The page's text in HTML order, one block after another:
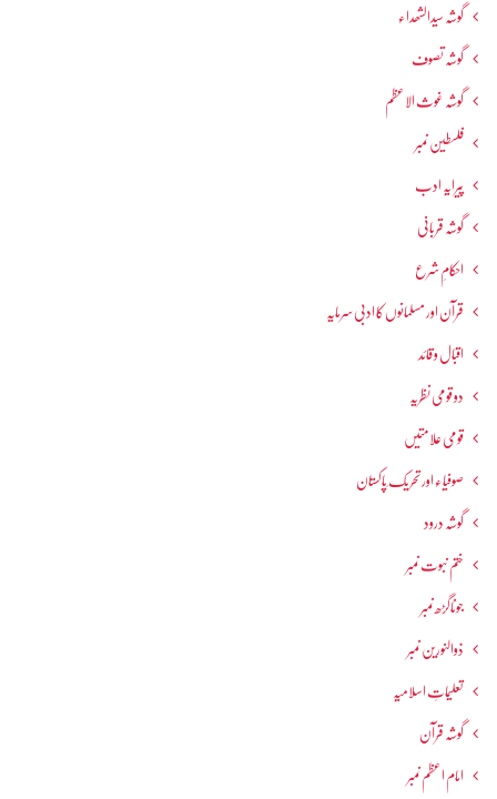
گوشہ سیدالشھداء
گوشہ تصوف
گوشہ غوث الاعظم
فلسطین نمبر
پیرایہ ادب
گوشہ قربانی
احکامِ شرع
قرآن اور مسلمانوں کا ادبی سرمایہ
اقبال و قائد
دو قومی نظریہ
قومی علامتیں
صوفیاء اور تحریک ِپاکستان
گوشہ درود
ختم نبوت نمبر
جوناگڑھ نمبر
ذوالنورین نمبر
تعلیماتِ اسلامیہ
گوشہ قرآن
امام اعظم نمبر